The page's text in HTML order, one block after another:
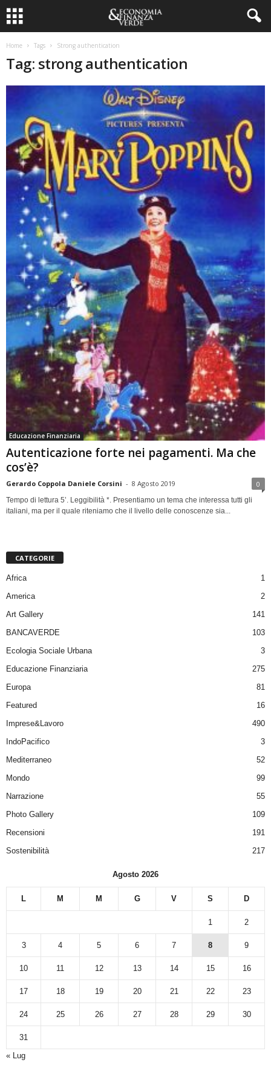
Home Tags Strong authentication
Tag: strong authentication
Educazione Finanziaria
Autenticazione forte nei pagamenti. Ma che
cos’è?
Gerardo Coppola Daniele Corsini - 8 Agosto 2019 0
Tempo di lettura 5’. Leggibilità *. Presentiamo un tema che interessa tutti gli
italiani, ma per il quale riteniamo che il livello delle conoscenze sia...
CATEGORIE
Africa
1
America
2
Art Gallery
141
BANCAVERDE
103
Ecologia Sociale Urbana
3
Educazione Finanziaria
275
Europa
81
Featured
16
Imprese&Lavoro
490
IndoPacifico
3
Mediterraneo
52
Mondo
99
Narrazione
55
Photo Gallery
109
Recensioni
191
Sostenibilità
217
Agosto 2026
L M M G V S D
1 2
3 4 5 6 7 8 9
10 11 12 13 14 15 16
17 18 19 20 21 22 23
24 25 26 27 28 29 30
31
« Lug